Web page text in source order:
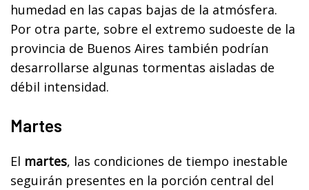
humedad en las capas bajas de la atmósfera.
Por otra parte, sobre el extremo sudoeste de la
provincia de Buenos Aires también podrían
desarrollarse algunas tormentas aisladas de
débil intensidad.
Martes
El martes, las condiciones de tiempo inestable
seguirán presentes en la porción central del